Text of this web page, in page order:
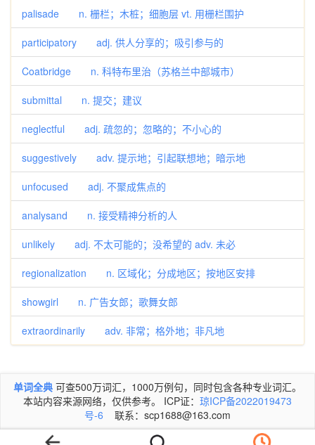
palisade n. 栅栏；木桩；细胞层 vt. 用栅栏围护
participatory adj. 供人分享的；吸引参与的
Coatbridge n. 科特布里治（苏格兰中部城市）
submittal n. 提交；建议
neglectful adj. 疏忽的；忽略的；不小心的
suggestively adv. 提示地；引起联想地；暗示地
unfocused adj. 不聚成焦点的
analysand n. 接受精神分析的人
unlikely adj. 不太可能的；没希望的 adv. 未必
regionalization n. 区域化；分成地区；按地区安排
showgirl n. 广告女郎；歌舞女郎
extraordinarily adv. 非常；格外地；非凡地
单词全典 可查500万词汇，1000万例句，同时包含各种专业词汇。
本站内容来源网络，仅供参考。 ICP证： 琼ICP备2022019473
号-6 联系：scp1688@163.com